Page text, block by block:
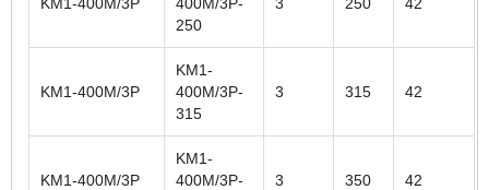
250
KM1-400M/3P
KM1-
400M/3P-
315
3 315 42
KM1-400M/3P
KM1-
400M/3P-
3 350 42